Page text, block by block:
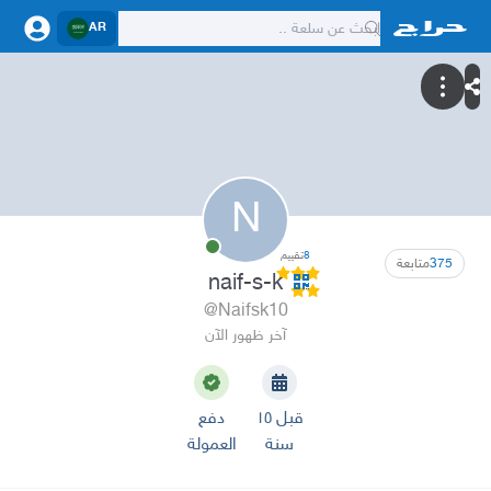
AR
N
375متابعة 8تقييم
naif-s-k
@Naifsk10
آخر ظهور الآن
قبل ١٥
سنة
دفع
العمولة